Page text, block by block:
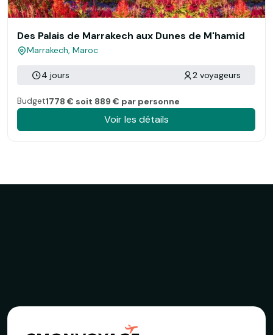
Des Palais de Marrakech aux Dunes de M'hamid
Marrakech, Maroc
4 jours 2 voyageurs
Budget1778 € soit 889 € par personne
Voir les détails